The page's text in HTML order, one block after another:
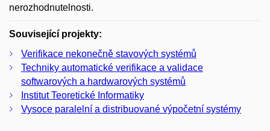
nerozhodnutelnosti.
Související projekty:
Verifikace nekonečně stavových systémů
Techniky automatické verifikace a validace
softwarových a hardwarových systémů
Institut Teoretické Informatiky
Vysoce paralelní a distribuované výpočetní systémy